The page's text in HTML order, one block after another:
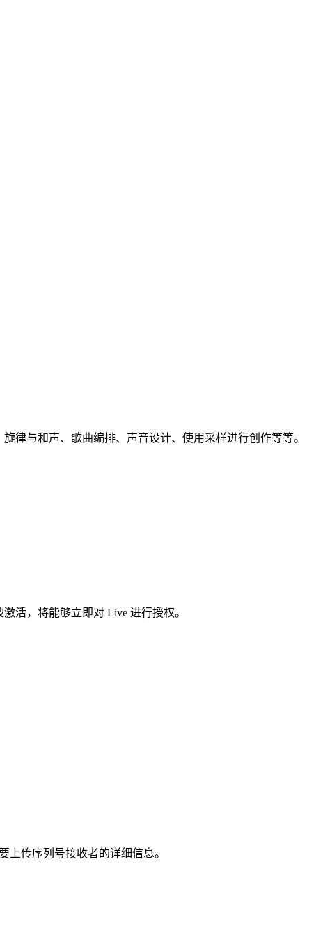
律与和声、歌曲编排、声音设计、使用采样进行创作等等。
活，将能够立即对 Live 进行授权。
传序列号接收者的详细信息。